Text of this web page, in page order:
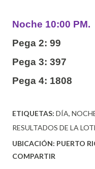
Noche 10:00 PM.
Pega 2: 99
Pega 3: 397
Pega 4: 1808
ETIQUETAS: DÍA
RESULTADOS DE LA
UBICACIÓN: PUERTO
COMPARTIR